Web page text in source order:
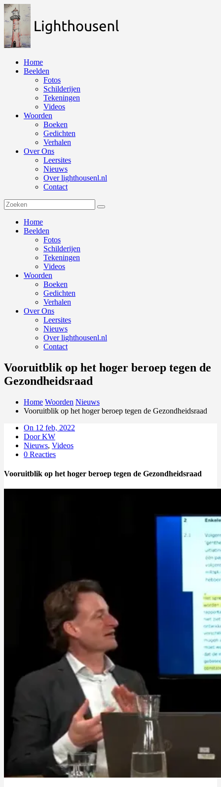
Naar
de
inhoud
springen
Home
Beelden
Fotos
Schilderijen
Tekeningen
Videos
Woorden
Boeken
Gedichten
Verhalen
Over Ons
Leersites
Nieuws
Over lighthousenl.nl
Contact
Home
Beelden
Fotos
Schilderijen
Tekeningen
Videos
Woorden
Boeken
Gedichten
Verhalen
Over Ons
Leersites
Nieuws
Over lighthousenl.nl
Contact
Vooruitblik op het hoger beroep tegen de
Gezondheidsraad
Home Woorden Nieuws
Vooruitblik op het hoger beroep tegen de Gezondheidsraad
On 12 feb, 2022
Door KW
Nieuws, Videos
0 Reacties
Vooruitblik op het hoger beroep tegen de Gezondheidsraad